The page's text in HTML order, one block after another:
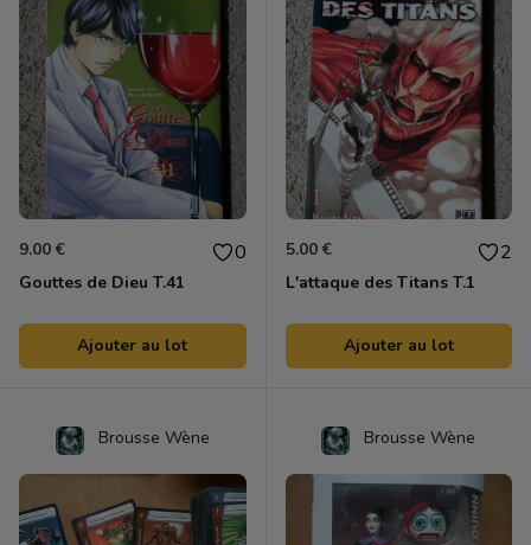
9.00 € 0
Gouttes de Dieu T.41
Ajouter au lot
5.00 € 2
L'attaque des Titans T.1
Ajouter au lot
Brousse Wène Brousse Wène